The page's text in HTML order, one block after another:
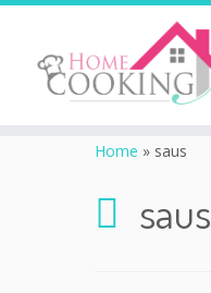
Home » saus
saus